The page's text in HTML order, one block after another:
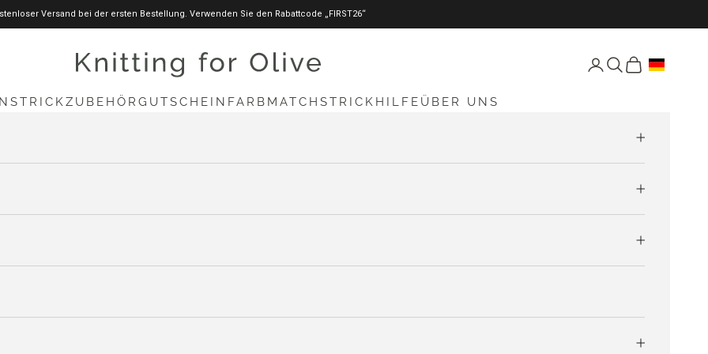
Versand bei der ersten Bestellung. Verwenden Sie den Rabattcode „FIRST26“
knittingforolive.com Seite Konto öffnen
Suche öffnen
Warenkorb
STRICKZUBEHÖR GUTSCHEIN FARBMATCH STRICKHILFE ÜBER UNS